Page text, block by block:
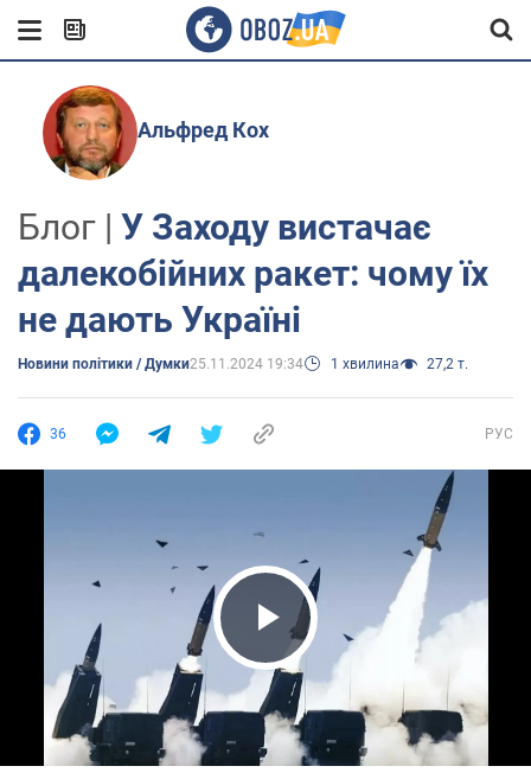
Альфред Кох
Блог | У Заходу вистачає
далекобійних ракет: чому їх
не дають Україні
Новини політики / Думки25.11.2024 19:34 1 хвилина 27,2 т.
36 РУС
Play Video